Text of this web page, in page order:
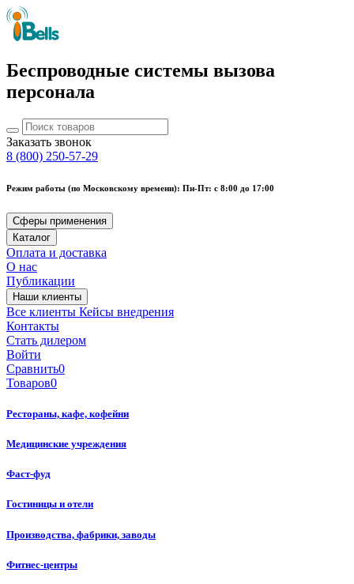
Беспроводные системы вызова
персонала
Заказать звонок
8 (800) 250-57-29
Режим работы (по Московскому времени): Пн-Пт: с 8:00 до 17:00
Сферы применения
Каталог
Оплата и доставка
О нас
Публикации
Наши клиенты
Все клиенты Кейсы внедрения
Контакты
Стать дилером
Войти
Сравнить0
Товаров0
Рестораны, кафе, кофейни
Медицинские учреждения
Фаст-фуд
Гостиницы и отели
Производства, фабрики, заводы
Фитнес-центры